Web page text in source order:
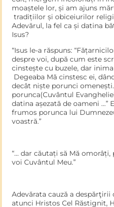
moaștele lor, și am ajuns
tradițiilor și obiceiurilor
Adevărul, la fel ca și datina
Isus?
“Isus le-a răspuns:
despre voi, după cum este
cinstește cu buzele, dar
Degeaba Mă cinstesc ei,
decât niște porunci
porunca(Cuvântul
datina așezată de oameni …”
frumos porunca lui
voastră.”
“… dar căutați să Mă
voi Cuvântul Meu.”
Adevărata cauză a despărţirii
atunci Hristos Cel Răstignit,